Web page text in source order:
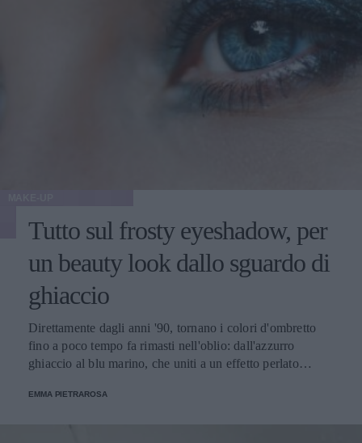
Tutto sul frosty eyeshadow, per
un beauty look dallo sguardo di
ghiaccio
Direttamente dagli anni '90, tornano i colori d'ombretto
fino a poco tempo fa rimasti nell'oblio: dall'azzurro
ghiaccio al blu marino, che uniti a un effetto perlato
l'occhio.
EMMA PIETRAROSA